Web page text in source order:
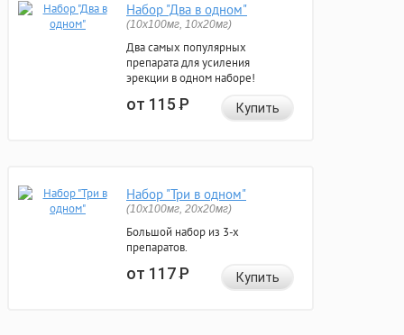
Набор "Два в одном"
(10x100мг, 10x20мг)
Два самых популярных
препарата для усиления
эрекции в одном наборе!
от 115Р Купить
Набор "Три в одном"
(10x100мг, 20x20мг)
Большой набор из 3-х
препаратов.
от 117Р Купить